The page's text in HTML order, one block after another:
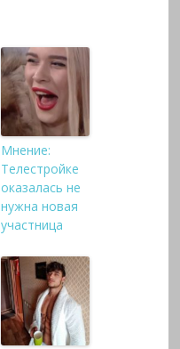
Мнение:
Телестройке
оказалась не
нужна новая
участница